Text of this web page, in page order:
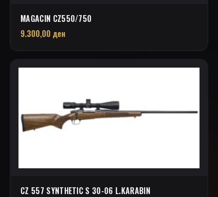
MAGACIN CZ550/750
9.300,00 ден
CZ 557 SYNTHETIC S 30-06 L.KARABIN